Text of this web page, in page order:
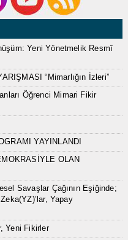
Yeni Yönetmelik Resmî
“Mimarlığın İzleri”
Öğrenci Mimari Fikir
YAYINLANDI
OLAN
Savaşlar Çağının Eşiğinde;
Yapay
Yeni Fikirler